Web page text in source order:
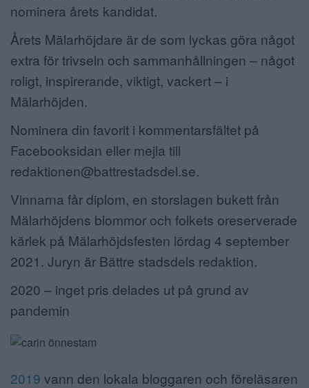
MER
nominera årets kandidat.
Årets Mälarhöjdare är de som lyckas göra något
extra för trivseln och sammanhållningen​ – något
roligt, inspirerande, viktigt, vackert – i
Mälarhöjden.
Nominera din favorit i kommentarsfältet på
Facebooksidan eller mejla till
redaktionen@battrestadsdel.se.
Vinnarna får diplom, en storslagen bukett från
Mälarhöjdens blommor och folkets oreserverade
kärlek på Mälarhöjdsfesten lördag 4 september
2021. Juryn är Bättre stadsdels redaktion.
2020 – inget pris delades ut på grund av
pandemin
2019 vann den lokala bloggaren och föreläsaren